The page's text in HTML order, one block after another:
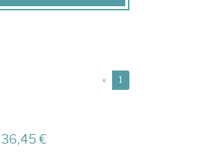
« 1
36,45 €